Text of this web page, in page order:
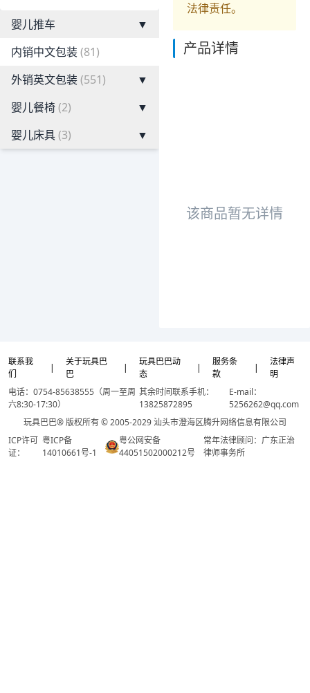
婴儿推车
▼
内销中文包装(81)
外销英文包装(551)
▼
婴儿餐椅(2)
▼
婴儿床具(3) ▼
法律责任。
产品详情
该商品暂无详情
联系我
们
|
关于玩具巴
巴
|
玩具巴巴动
态
|
服务条
款
|
法律声
明
电话：0754-85638555（周一至周
六8:30-17:30）
其余时间联系手机：
13825872895
E-mail：
5256262@qq.com
玩具巴巴® 版权所有 © 2005-2029 汕头市澄海区腾升网络信息有限公司
ICP许可
证：
粤ICP备
14010661号-1
粤公网安备
44051502000212号
常年法律顾问：广东正治
律师事务所